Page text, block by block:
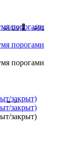
порогами
порогами
порогами
закрыт)
закрыт)
закрыт)